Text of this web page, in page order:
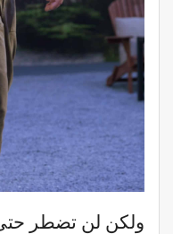
ولكن لن تضطر